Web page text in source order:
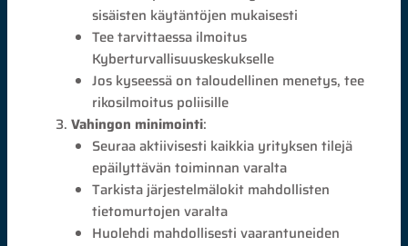
sisäisten käytäntöjen mukaisesti
Tee tarvittaessa ilmoitus
Kyberturvallisuuskeskukselle
Jos kyseessä on taloudellinen menetys, tee
rikosilmoitus poliisille
Vahingon minimointi:
Seuraa aktiivisesti kaikkia yrityksen tilejä
epäilyttävän toiminnan varalta
Tarkista järjestelmälokit mahdollisten
tietomurtojen varalta
Huolehdi mahdollisesti vaarantuneiden